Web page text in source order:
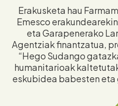
Erakusketa hau
Emesco
eta Garapenerako
Agentziak finantzatua,
“Hego Sudango
humanitarioak
eskubidea babesten eta